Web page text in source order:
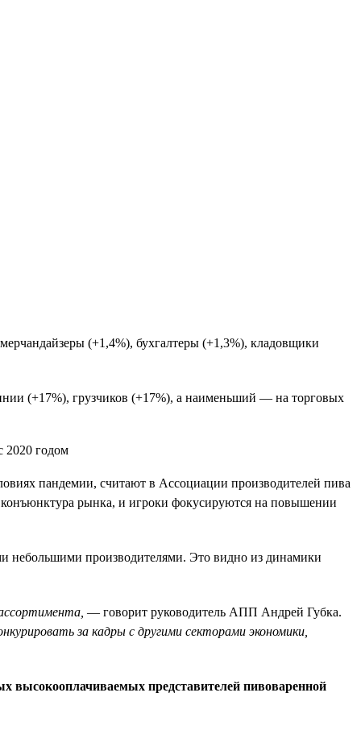
(+1,4%), бухгалтеры (+1,3%), кладовщики
(+17%), грузчиков (+17%), а наименьший — на торговых
пандемии, считают в Ассоциации производителей пива
конъюнктура рынка, и игроки фокусируются на повышении
небольшими производителями. Это видно из динамики
— говорит руководитель АПП Андрей Губка.
за кадры с другими секторами экономики,
высокооплачиваемых представителей пивоваренной